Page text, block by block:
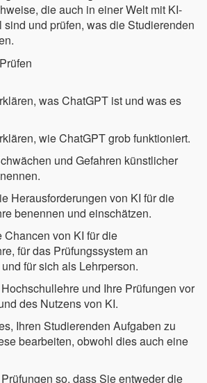
die auch in einer Welt mit KI-
sind und prüfen, was die Studierenden
was ChatGPT ist und was es
wie ChatGPT grob funktioniert.
und Gefahren künstlicher
Herausforderungen von KI für die
benennen und einschätzen.
Chancen von KI für die
für das Prüfungssystem an
für sich als Lehrperson.
und Ihre Prüfungen vor
des Nutzens von KI.
Ihren Studierenden Aufgaben zu
bearbeiten, obwohl dies auch eine
so, dass Sie entweder die